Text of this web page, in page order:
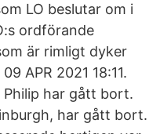
LO beslutar om i
ordförande
är rimligt dyker
APR 2021 18:11.
Philip har gått bort.
har gått bort.